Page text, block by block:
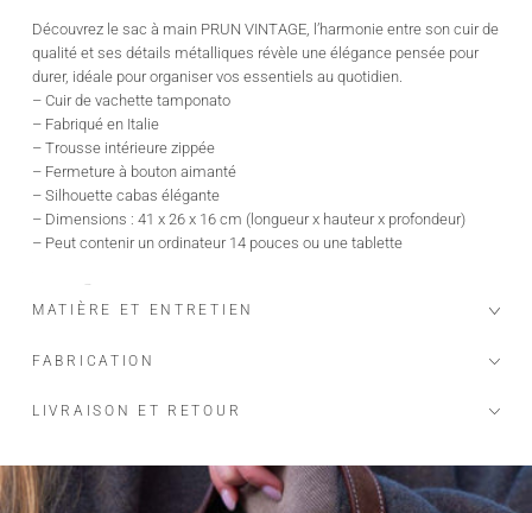
Découvrez le sac à main PRUN VINTAGE, l’harmonie entre son cuir de
qualité et ses détails métalliques révèle une élégance pensée pour
durer, idéale pour organiser vos essentiels au quotidien.
– Cuir de vachette tamponato
– Fabriqué en Italie
– Trousse intérieure zippée
– Fermeture à bouton aimanté
– Silhouette cabas élégante
– Dimensions : 41 x 26 x 16 cm (longueur x hauteur x profondeur)
– Peut contenir un ordinateur 14 pouces ou une tablette
MATIÈRE ET ENTRETIEN
FABRICATION
LIVRAISON ET RETOUR